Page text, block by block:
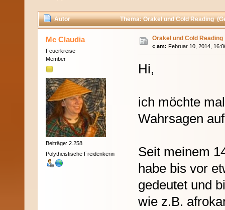
Autor Thema: Orakel und Cold Reading
Mc Claudia
Feuerkreise
Member
Beiträge: 2.258
Polytheistische Freidenkerin
Orakel und Cold Reading
« am: Februar 10, 2014,
Hi,
ich möchte
Wahrsagen
Seit meinem
habe bis vor
gedeutet und
wie z.B.